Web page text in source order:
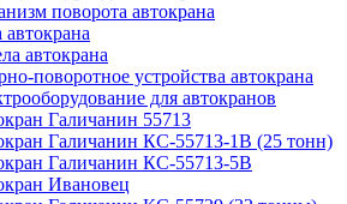
поворота автокрана
автокрана
автокрана
поворотное устройства автокрана
для автокранов
Галичанин 55713
Галичанин КС-55713-1В (25 тонн)
Галичанин КС-55713-5В
Ивановец